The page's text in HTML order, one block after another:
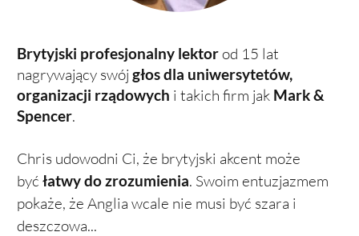
Brytyjski profesjonalny lektorod 15 lat
nagrywający swój głos dla uniwersytetów,
organizacji rządowych i takich firm jak Mark &
Spencer.
Chris udowodni Ci, że brytyjski akcent może
być łatwy do zrozumienia. Swoim entuzjazmem
pokaże, że Anglia wcale nie musi być szara i
deszczowa...